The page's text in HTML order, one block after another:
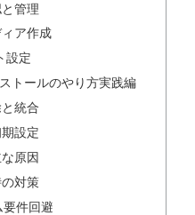
管理
ア作成
設定
トールのやり方実践編
統合
設定
原因
対策
件回避